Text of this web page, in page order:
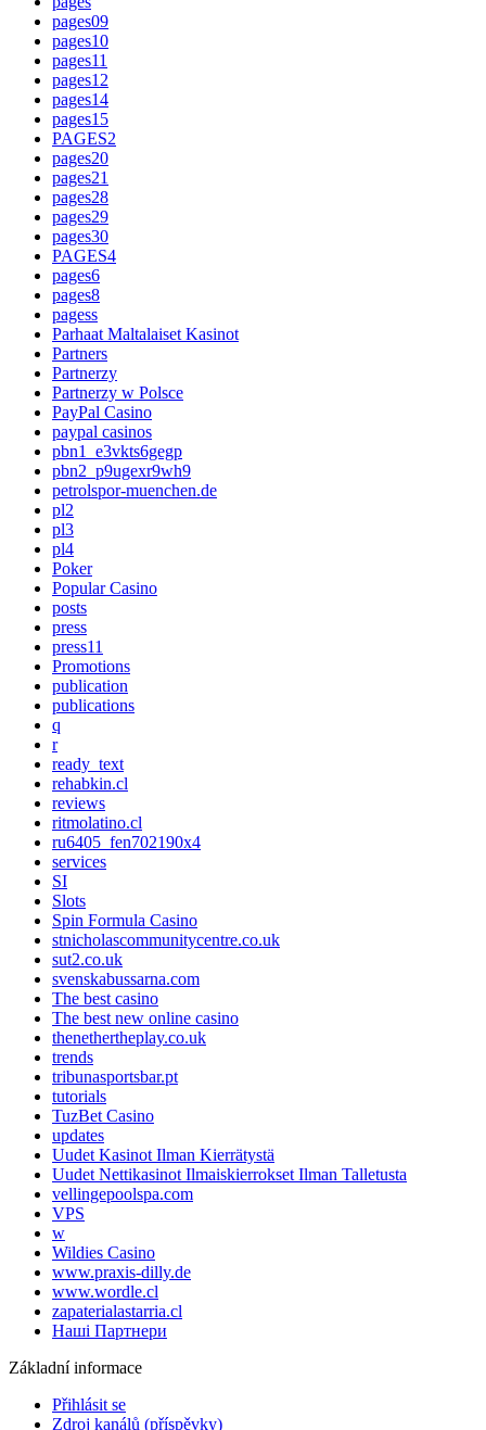
pages09
pages10
pages11
pages12
pages14
pages15
PAGES2
pages20
pages21
pages28
pages29
pages30
PAGES4
pages6
pages8
pagess
Parhaat Maltalaiset Kasinot
Partners
Partnerzy
Partnerzy w Polsce
PayPal Casino
paypal casinos
pbn1_e3vkts6gegp
pbn2_p9ugexr9wh9
petrolspor-muenchen.de
pl2
pl3
pl4
Poker
Popular Casino
posts
press
press11
Promotions
publication
publications
q
r
ready_text
rehabkin.cl
reviews
ritmolatino.cl
ru6405_fen702190x4
services
SI
Slots
Spin Formula Casino
stnicholascommunitycentre.co.uk
sut2.co.uk
svenskabussarna.com
The best casino
The best new online casino
thenethertheplay.co.uk
trends
tribunasportsbar.pt
tutorials
TuzBet Casino
updates
Uudet Kasinot Ilman Kierrätystä
Uudet Nettikasinot Ilmaiskierrokset Ilman Talletusta
vellingepoolspa.com
VPS
w
Wildies Casino
www.praxis-dilly.de
www.wordle.cl
zapaterialastarria.cl
Наші Партнери
Základní informace
Přihlásit se
Zdroj kanálů (příspěvky)